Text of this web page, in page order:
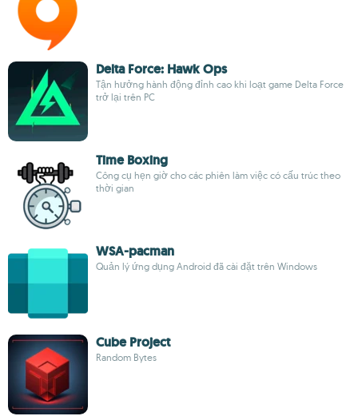
Delta Force: Hawk Ops
Tận hưởng hành động đỉnh cao khi loạt game Delta Force
trở lại trên PC
Time Boxing
Công cụ hẹn giờ cho các phiên làm việc có cấu trúc theo
thời gian
WSA-pacman
Quản lý ứng dụng Android đã cài đặt trên Windows
Cube Project
Random Bytes